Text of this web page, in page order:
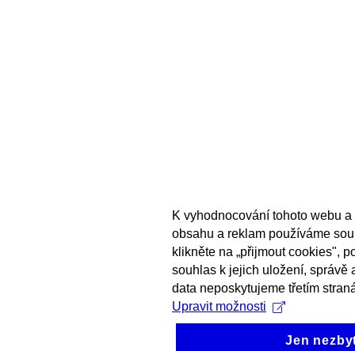
K vyhodnocování tohoto webu
obsahu a reklam používáme
klikněte na „přijmout cookies",
souhlas k jejich uložení, správě
data neposkytujeme třetím
Upravit možnosti
Jen